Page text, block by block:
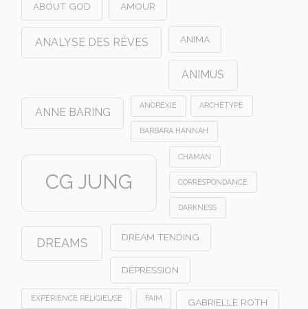
ABOUT GOD AMOUR
ANALYSE DES RÊVES ANIMA
ANIMUS
ANNE BARING
ANOREXIE ARCHÉTYPE
BARBARA HANNAH
CG JUNG
CHAMAN
CORRESPONDANCE
DARKNESS
DREAMS DREAM TENDING
DÉPRESSION
EXPÉRIENCE RELIGIEUSE FAIM GABRIELLE ROTH